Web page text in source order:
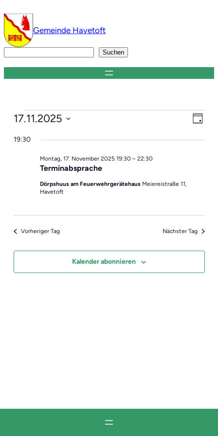
Gemeinde Havetoft
Suchen
Veranstaltungen
für
Montag,
November
2025
Tag
17.11.2025
wählen.
19:30
Terminabsprache
Montag, 17. November 2025 19:30– 22:30
Dörpshuus am Feuerwehrgerätehaus Meiereistraße 11,
Havetoft
Vorheriger Tag Nächster Tag
Kalender abonnieren